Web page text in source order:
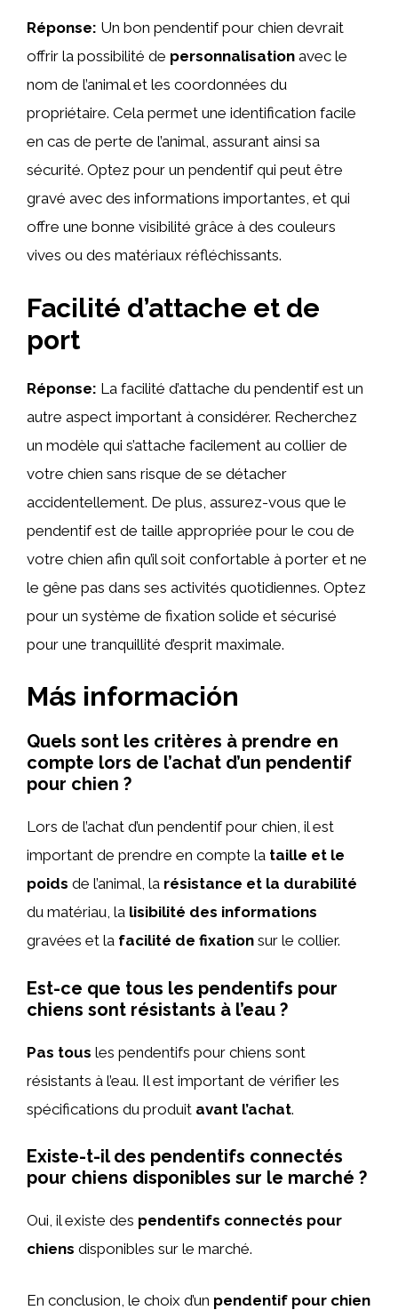
Réponse: Un bon pendentif pour chien devrait
offrir la possibilité de personnalisation avec le
nom de l’animal et les coordonnées du
propriétaire. Cela permet une identification facile
en cas de perte de l’animal, assurant ainsi sa
sécurité. Optez pour un pendentif qui peut être
gravé avec des informations importantes, et qui
offre une bonne visibilité grâce à des couleurs
vives ou des matériaux réfléchissants.
Facilité d’attache et de
port
Réponse: La facilité d’attache du pendentif est un
autre aspect important à considérer. Recherchez
un modèle qui s’attache facilement au collier de
votre chien sans risque de se détacher
accidentellement. De plus, assurez-vous que le
pendentif est de taille appropriée pour le cou de
votre chien afin qu’il soit confortable à porter et ne
le gêne pas dans ses activités quotidiennes. Optez
pour un système de fixation solide et sécurisé
pour une tranquillité d’esprit maximale.
Más información
Quels sont les critères à prendre en
compte lors de l’achat d’un pendentif
pour chien ?
Lors de l’achat d’un pendentif pour chien, il est
important de prendre en compte la taille et le
poids de l’animal, la résistance et la durabilité
du matériau, la lisibilité des informations
gravées et la facilité de fixation sur le collier.
Est-ce que tous les pendentifs pour
chiens sont résistants à l’eau ?
Pas tous les pendentifs pour chiens sont
résistants à l’eau. Il est important de vérifier les
spécifications du produit avant l’achat.
Existe-t-il des pendentifs connectés
pour chiens disponibles sur le marché ?
Oui, il existe des pendentifs connectés pour
chiens disponibles sur le marché.
En conclusion, le choix d’un pendentif pour chien